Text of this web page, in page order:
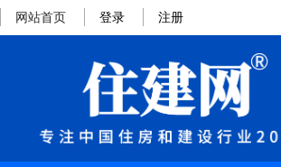
网站首页 登录 注册